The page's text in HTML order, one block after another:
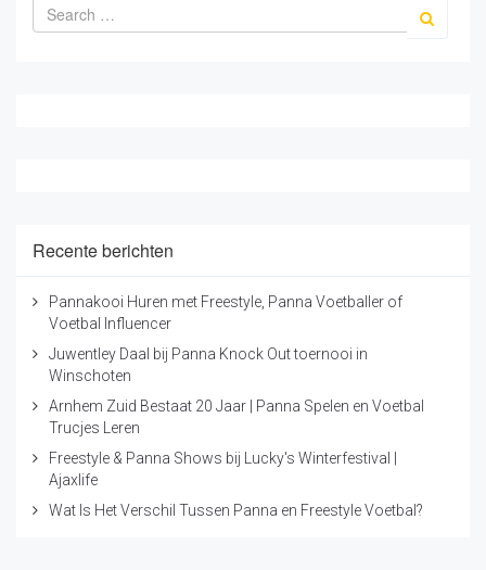
Recente berichten
Pannakooi Huren met Freestyle, Panna Voetballer of
Voetbal Influencer
Juwentley Daal bij Panna Knock Out toernooi in
Winschoten
Arnhem Zuid Bestaat 20 Jaar | Panna Spelen en Voetbal
Trucjes Leren
Freestyle & Panna Shows bij Lucky's Winterfestival |
Ajaxlife
Wat Is Het Verschil Tussen Panna en Freestyle Voetbal?